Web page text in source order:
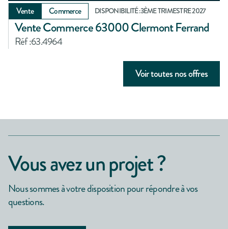
Voir toutes nos offres
Vente Commerce DISPONIBILITÉ :3ÈME TRIMESTRE 2027
Vente Commerce 63000 Clermont Ferrand
Réf :63.4964
Vous avez un projet ?
Nous sommes à votre disposition pour répondre à vos
questions.